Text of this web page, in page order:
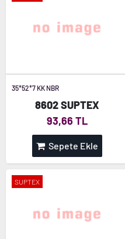
35*52*7 KK NBR
8602 SUPTEX
93,66 TL
Sepete Ekle
SUPTEX